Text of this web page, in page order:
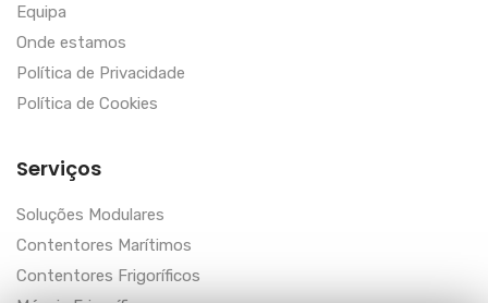
Equipa
Onde estamos
Política de Privacidade
Política de Cookies
Serviços
Soluções Modulares
Contentores Marítimos
Contentores Frigoríficos